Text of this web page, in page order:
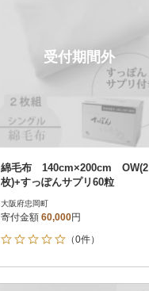
受付期間外
綿毛布 140cm×200cm OW(2
枚)+すっぽんサプリ60粒
大阪府忠岡町
寄付金額 60,000円
（0件）